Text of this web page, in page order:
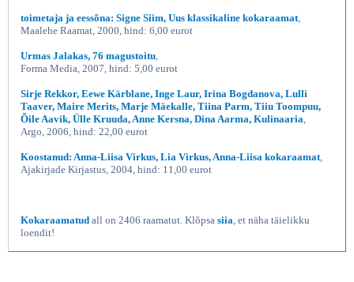
toimetaja ja eessõna: Signe Siim, Uus klassikaline kokaraamat
Maalehe Raamat, 2000, hind: 6,00 eurot
Urmas Jalakas, 76 magustoitu
Forma Media, 2007, hind: 5,00 eurot
Sirje Rekkor, Eewe Kärblane, Inge Laur, Irina Bogdanova, Lulli
Taaver, Maire Merits, Marje Mäekalle, Tiina Parm, Tiiu Toompuu,
Õile Aavik, Ülle Kruuda, Anne Kersna, Dina Aarma, Kulinaaria
Argo, 2006, hind: 22,00 eurot
Koostanud: Anna-Liisa Virkus, Lia Virkus, Anna-Liisa kokaraamat
Ajakirjade Kirjastus, 2004, hind: 11,00 eurot
Kokaraamatud all on 2406 raamatut. Klõpsa siia , et näha täielikku
loendit!